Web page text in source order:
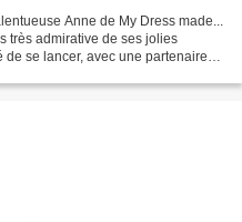
Anne de My Dress made...
très admirative de ses jolies
se lancer, avec une partenaire